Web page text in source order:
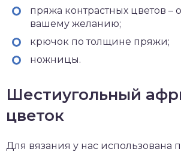
пряжа контрастных цветов –
вашему желанию;
крючок по толщине пряжи;
ножницы.
Шестиугольный
цветок
Для вязания у нас использована